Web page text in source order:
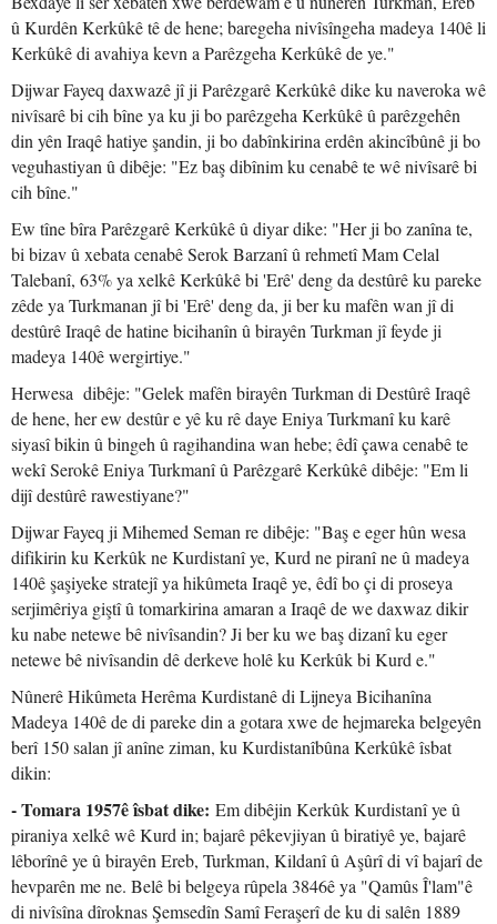
û Kurdên Kerkûkê tê de hene; baregeha nivîsîngeha madeya 140ê li
Kerkûkê di avahiya kevn a Parêzgeha Kerkûkê de ye."
Dijwar Fayeq daxwazê jî ji Parêzgarê Kerkûkê dike ku naveroka wê
nivîsarê bi cih bîne ya ku ji bo parêzgeha Kerkûkê û parêzgehên
din yên Iraqê hatiye şandin, ji bo dabînkirina erdên akincîbûnê ji bo
veguhastiyan û dibêje: "Ez baş dibînim ku cenabê te wê nivîsarê bi
cih bîne."
Ew tîne bîra Parêzgarê Kerkûkê û diyar dike: "Her ji bo zanîna te,
bi bizav û xebata cenabê Serok Barzanî û rehmetî Mam Celal
Talebanî, 63% ya xelkê Kerkûkê bi 'Erê' deng da destûrê ku pareke
zêde ya Turkmanan jî bi 'Erê' deng da, ji ber ku mafên wan jî di
destûrê Iraqê de hatine bicihanîn û birayên Turkman jî feyde ji
madeya 140ê wergirtiye."
Herwesa dibêje: "Gelek mafên birayên Turkman di Destûrê Iraqê
de hene, her ew destûr e yê ku rê daye Eniya Turkmanî ku karê
siyasî bikin û bingeh û ragihandina wan hebe; êdî çawa cenabê te
wekî Serokê Eniya Turkmanî û Parêzgarê Kerkûkê dibêje: "Em li
dijî destûrê rawestiyane?"
Dijwar Fayeq ji Mihemed Seman re dibêje: "Baş e eger hûn wesa
difikirin ku Kerkûk ne Kurdistanî ye, Kurd ne piranî ne û madeya
140ê şaşiyeke stratejî ya hikûmeta Iraqê ye, êdî bo çi di proseya
serjimêriya giştî û tomarkirina amaran a Iraqê de we daxwaz dikir
ku nabe netewe bê nivîsandin? Ji ber ku we baş dizanî ku eger
netewe bê nivîsandin dê derkeve holê ku Kerkûk bi Kurd e."
Nûnerê Hikûmeta Herêma Kurdistanê di Lijneya Bicihanîna
Madeya 140ê de di pareke din a gotara xwe de hejmareka belgeyên
berî 150 salan jî anîne ziman, ku Kurdistanîbûna Kerkûkê îsbat
dikin:
- Tomara 1957ê îsbat dike: Em dibêjin Kerkûk Kurdistanî ye û
piraniya xelkê wê Kurd in; bajarê pêkevjiyan û biratiyê ye, bajarê
lêborînê ye û birayên Ereb, Turkman, Kildanî û Aşûrî di vî bajarî de
hevparên me ne. Belê bi belgeya rûpela 3846ê ya "Qamûs Î'lam"ê
di nivîsîna dîroknas Şemsedîn Samî Feraşerî de ku di salên 1889